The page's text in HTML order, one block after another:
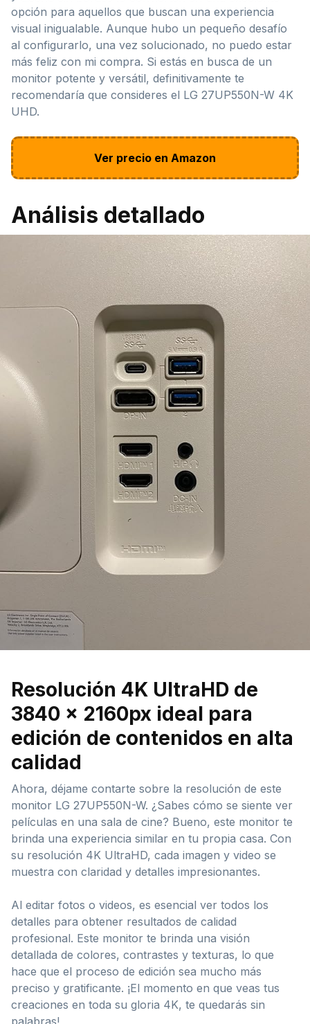
opción para aquellos que buscan una experiencia
visual inigualable. Aunque hubo un pequeño desafío
al configurarlo, una vez solucionado, no puedo estar
más feliz con mi compra. Si estás en busca de un
monitor potente y versátil, definitivamente te
recomendaría que consideres el LG 27UP550N-W 4K
UHD.
Ver precio en Amazon
Análisis detallado
Resolución 4K UltraHD de
3840 x 2160px ideal para
edición de contenidos en alta
calidad
Ahora, déjame contarte sobre la resolución de este
monitor LG 27UP550N-W. ¿Sabes cómo se siente ver
películas en una sala de cine? Bueno, este monitor te
brinda una experiencia similar en tu propia casa. Con
su resolución 4K UltraHD, cada imagen y video se
muestra con claridad y detalles impresionantes.
Al editar fotos o videos, es esencial ver todos los
detalles para obtener resultados de calidad
profesional. Este monitor te brinda una visión
detallada de colores, contrastes y texturas, lo que
hace que el proceso de edición sea mucho más
preciso y gratificante. ¡El momento en que veas tus
creaciones en toda su gloria 4K, te quedarás sin
palabras!